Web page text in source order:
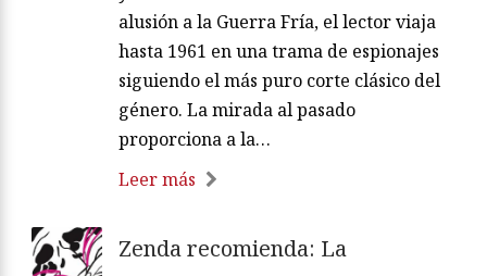
alusión a la Guerra Fría, el lector viaja
hasta 1961 en una trama de espionajes
siguiendo el más puro corte clásico del
género. La mirada al pasado
proporciona a la…
Leer más
Zenda recomienda: La